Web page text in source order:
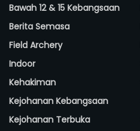
Bawah 12 & 15 Kebangsaan
Berita Semasa
Field Archery
Indoor
Kehakiman
Kejohanan Kebangsaan
Kejohanan Terbuka